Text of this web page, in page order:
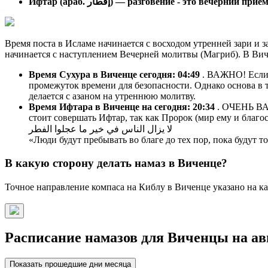
Время поста в Исламе начинается с восходом утренней зари и
начинается с наступлением Вечерней молитвы (Магриб). В
Время Сухура в Виченце сегодня: 04:49 . ВАЖНО! Если
промежуток времени для безопасности. Однако основа
делается с азаном на утреннюю молитву.
Время Ифтара в Виченце на сегодня: 20:34 . ОЧЕНЬ
стоит совершать Ифтар, так как Пророк (мир ему и
لا يزال الناس في خير ما عجلوا الفطر
«Люди будут пребывать во благе до тех пор, пока
В какую сторону делать намаз в Виченце?
Точное направление компаса на Киблу в Виченце указано на
Расписание намазов для Виченцы на
Показать прошедшие дни месяца